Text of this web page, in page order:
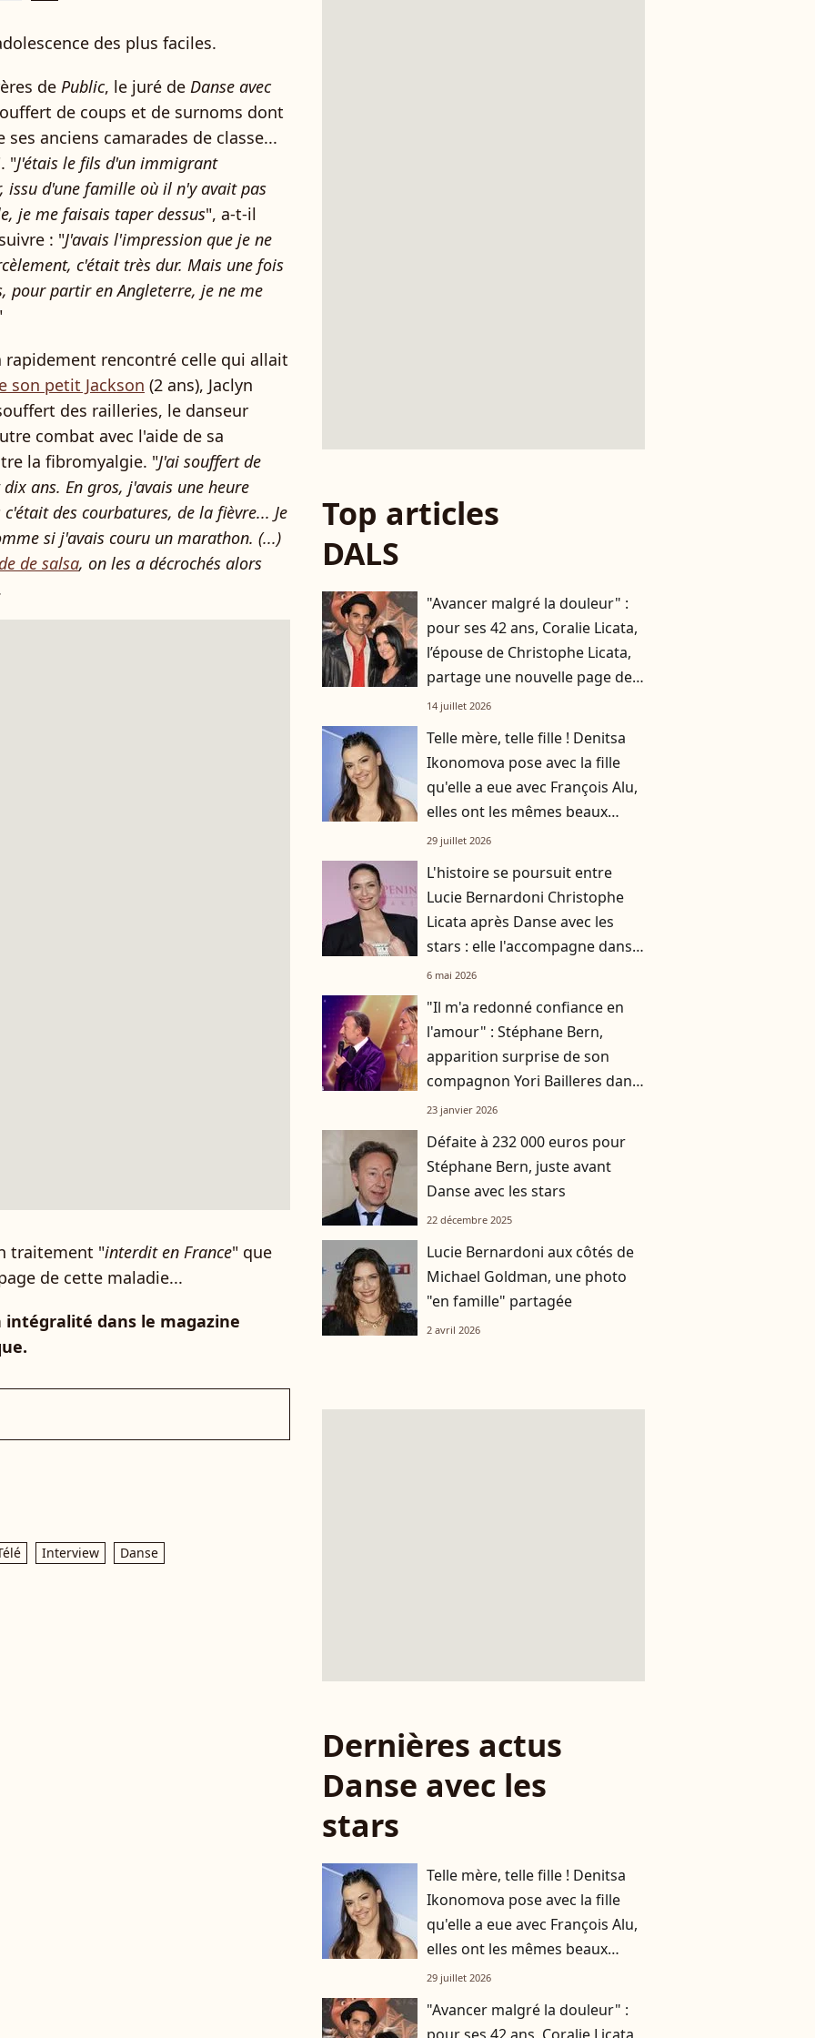
des plus faciles.
de Public, le juré de Danse avec
de coups et de surnoms dont
anciens camarades de classe...
"J'étais le fils d'un immigrant
issu d'une famille où il n'y avait pas
je me faisais taper dessus", a-t-il
: "J'avais l'impression que je ne
c'était très dur. Mais une fois
pour partir en Angleterre, je ne me
rapidement rencontré celle qui allait
son petit Jackson (2 ans), Jaclyn
des railleries, le danseur
combat avec l'aide de sa
la fibromyalgie. "J'ai souffert de
ans. En gros, j'avais une heure
des courbatures, de la fièvre... Je
si j'avais couru un marathon. (...)
de salsa, on les a décrochés alors
traitement "interdit en France" que
de cette maladie...
dans le magazine
Interview Danse
Top articles
DALS
"Avancer malgré la douleur" :
pour ses 42 ans, Coralie Licata,
l’épouse de Christophe Licata,
partage une nouvelle page de
son histoire
14 juillet 2026
Telle mère, telle fille ! Denitsa
Ikonomova pose avec la fille
qu'elle a eue avec François Alu,
elles ont les mêmes beaux
cheveux châtains
29 juillet 2026
L'histoire se poursuit entre
Lucie Bernardoni Christophe
Licata après Danse avec les
stars : elle l'accompagne dans
une nouvelle aventure
6 mai 2026
"Il m'a redonné confiance en
l'amour" : Stéphane Bern,
apparition surprise de son
compagnon Yori Bailleres dans
Danse avec les stars
23 janvier 2026
Défaite à 232 000 euros pour
Stéphane Bern, juste avant
Danse avec les stars
22 décembre 2025
Lucie Bernardoni aux côtés de
Michael Goldman, une photo
"en famille" partagée
2 avril 2026
Dernières actus
Danse avec les
stars
Telle mère, telle fille ! Denitsa
Ikonomova pose avec la fille
qu'elle a eue avec François Alu,
elles ont les mêmes beaux
cheveux châtains
29 juillet 2026
"Avancer malgré la douleur" :